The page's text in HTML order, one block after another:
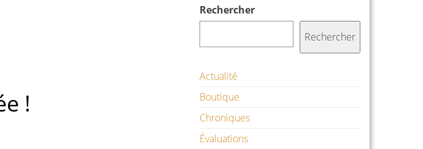
!
Rechercher
Rechercher
Actualité
Boutique
Chroniques
Évaluations